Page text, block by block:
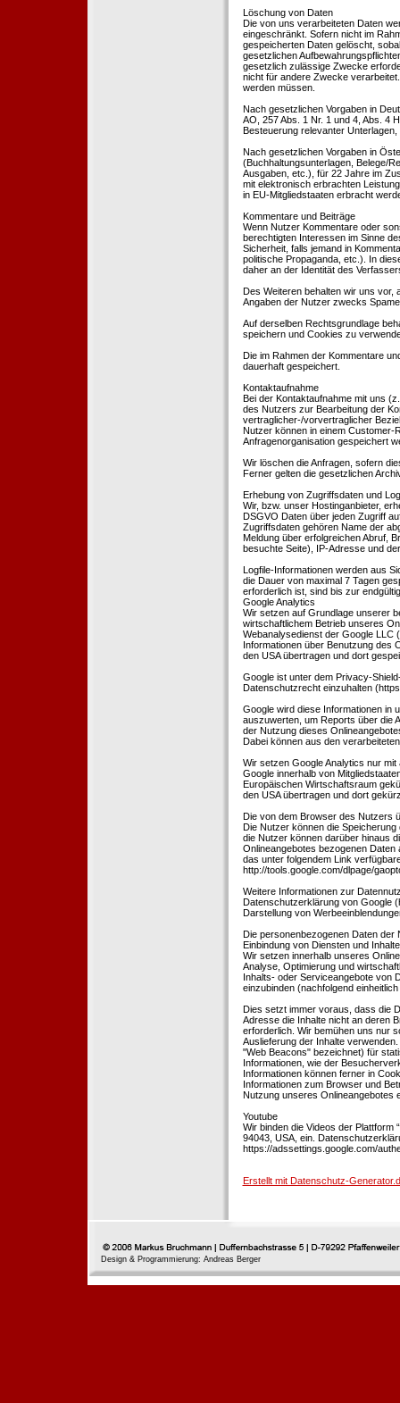
Löschung von Daten
Die von uns verarbeiteten Daten
eingeschränkt. Sofern nicht im
gespeicherten Daten gelöscht,
gesetzlichen
gesetzlich zulässige Zwecke
nicht für andere Zwecke
werden müssen.
Nach gesetzlichen Vorgaben in
AO, 257 Abs. 1 Nr. 1 und 4, Abs. 4
Besteuerung relevanter
Nach gesetzlichen Vorgaben in
(Buchhaltungsunterlagen, Belege/
Ausgaben, etc.), für 22 Jahre im
mit elektronisch erbrachten
in EU-Mitgliedstaaten erbracht
Kommentare und Beiträge
Wenn Nutzer Kommentare oder
berechtigten Interessen im Sinne
Sicherheit, falls jemand in
politische Propaganda, etc.). In
daher an der Identität des
Des Weiteren behalten wir uns vor,
Angaben der Nutzer zwecks
Auf derselben Rechtsgrundlage
speichern und Cookies zu
Die im Rahmen der Kommentare
dauerhaft gespeichert.
Kontaktaufnahme
Bei der Kontaktaufnahme mit uns
des Nutzers zur Bearbeitung der
vertraglicher-/vorvertraglicher
Nutzer können in einem Customer-
Anfragenorganisation gespeichert
Wir löschen die Anfragen, sofern
Ferner gelten die gesetzlichen
Erhebung von Zugriffsdaten und
Wir, bzw. unser Hostinganbieter,
DSGVO Daten über jeden Zugriff
Zugriffsdaten gehören Name der
Meldung über erfolgreichen Abruf,
besuchte Seite), IP-Adresse und
Logfile-Informationen werden aus
die Dauer von maximal 7 Tagen
erforderlich ist, sind bis zur
Google Analytics
Wir setzen auf Grundlage unserer
wirtschaftlichem Betrieb unseres
Webanalysedienst der Google LLC
Informationen über Benutzung des
den USA übertragen und dort
Google ist unter dem Privacy-
Datenschutzrecht einzuhalten
Google wird diese Informationen in
auszuwerten, um Reports über die
der Nutzung dieses
Dabei können aus den
Wir setzen Google Analytics nur
Google innerhalb von
Europäischen Wirtschaftsraum
den USA übertragen und dort
Die von dem Browser des Nutzers
Die Nutzer können die
die Nutzer können darüber hinaus
Onlineangebotes bezogenen
das unter folgendem Link
http://tools.google.com/dlpage/
Weitere Informationen zur
Datenschutzerklärung von Google
Darstellung von
Die personenbezogenen Daten der
Einbindung von Diensten und
Wir setzen innerhalb unseres
Analyse, Optimierung und
Inhalts- oder Serviceangebote von
einzubinden (nachfolgend
Dies setzt immer voraus, dass die
Adresse die Inhalte nicht an deren
erforderlich. Wir bemühen uns nur
Auslieferung der Inhalte
"Web Beacons" bezeichnet) für
Informationen, wie der
Informationen können ferner in
Informationen zum Browser und
Nutzung unseres Onlineangebotes
Youtube
Wir binden die Videos der Plattform
94043, USA, ein.
https://adssettings.google.com/
Erstellt mit Datenschutz-
Design & Programmierung: Andreas Berger